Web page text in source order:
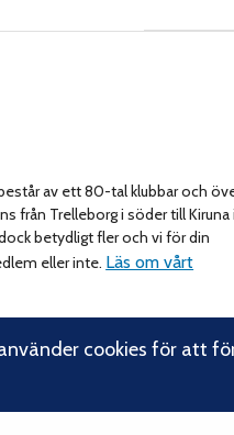
av ett 80-tal klubbar och
från Trelleborg i söder till Kiruna i
betydligt fler och vi för din
eller inte. Läs om vårt
cookies för att